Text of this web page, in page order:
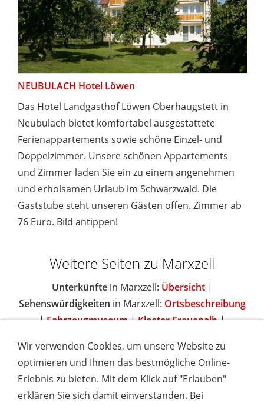
NEUBULACH Hotel Löwen
Das Hotel Landgasthof Löwen Oberhaugstett in
Neubulach bietet komfortabel ausgestattete
Ferienappartements sowie schöne Einzel- und
Doppelzimmer. Unsere schönen Appartements
und Zimmer laden Sie ein zu einem angenehmen
und erholsamen Urlaub im Schwarzwald. Die
Gaststube steht unseren Gästen offen. Zimmer ab
76 Euro. Bild antippen!
Weitere Seiten zu Marxzell
Unterkünftein Marxzell: Übersicht|
Sehenswürdigkeiten in Marxzell: Ortsbeschreibung
|Fahrzeugmuseum|Kloster Frauenalb|
IMPRESSUM COOKIES & DATENSCHUTZ
AGB
TOURISMUSHELD
WISSENSWERT
NEWSLETTER
Wir verwenden Cookies, um unsere Website zu
optimieren und Ihnen das bestmögliche Online-
Erlebnis zu bieten. Mit dem Klick auf "Erlauben"
erklären Sie sich damit einverstanden. Bei